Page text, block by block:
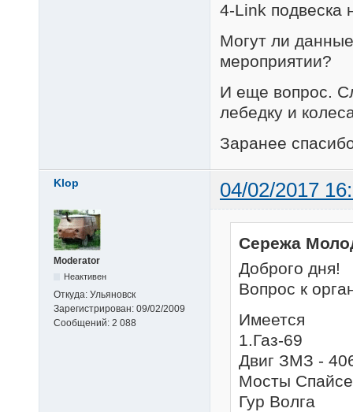
4-Link подвеска
Могут ли
мероприятии?
И еще вопрос.
лебедку и
Заранее
Klop 04/02/2017
Moderator
Неактивен
Откуда: Ульяновск
Зарегистрирован: 09/02/2009
Сообщений: 2 088
Сережа
Доброго дня!
Вопрос к
Имеется
1.Газ-69
Двиг ЗМЗ -
Мосты
Гур Волга